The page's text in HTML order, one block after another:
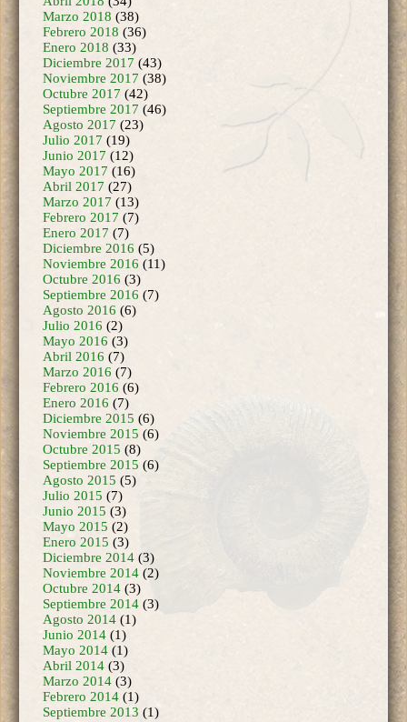
Febrero 2018(36)
Enero 2018(33)
Diciembre 2017(43)
Noviembre 2017(38)
Octubre 2017(42)
Septiembre 2017(46)
Agosto 2017(23)
Julio 2017(19)
Junio 2017 (12)
Mayo 2017 (16)
Abril 2017(27)
Marzo 2017(13)
Febrero 2017(7)
Enero 2017(7)
Diciembre 2016
Noviembre 2016(11)
Octubre 2016(3)
Septiembre 2016(7)
Agosto 2016(6)
Julio 2016(2)
Mayo 2016(3)
Abril 2016(7)
Marzo 2016(7)
Febrero 2016(6)
Enero 2016(7)
Diciembre 2015
Noviembre 2015(6)
Octubre 2015(8)
Septiembre 2015(6)
Agosto 2015(5)
Julio 2015(7)
Junio 2015 (3)
Mayo 2015 (2)
Enero 2015 (3)
Diciembre 2014
Noviembre 2014(2)
Octubre 2014(3)
Septiembre 2014(3)
Agosto 2014(1)
Junio 2014(1)
Mayo 2014 (1)
Abril 2014(3)
Marzo 2014(3)
Febrero 2014(1)
Septiembre 2013
Diciembre 2011(1)